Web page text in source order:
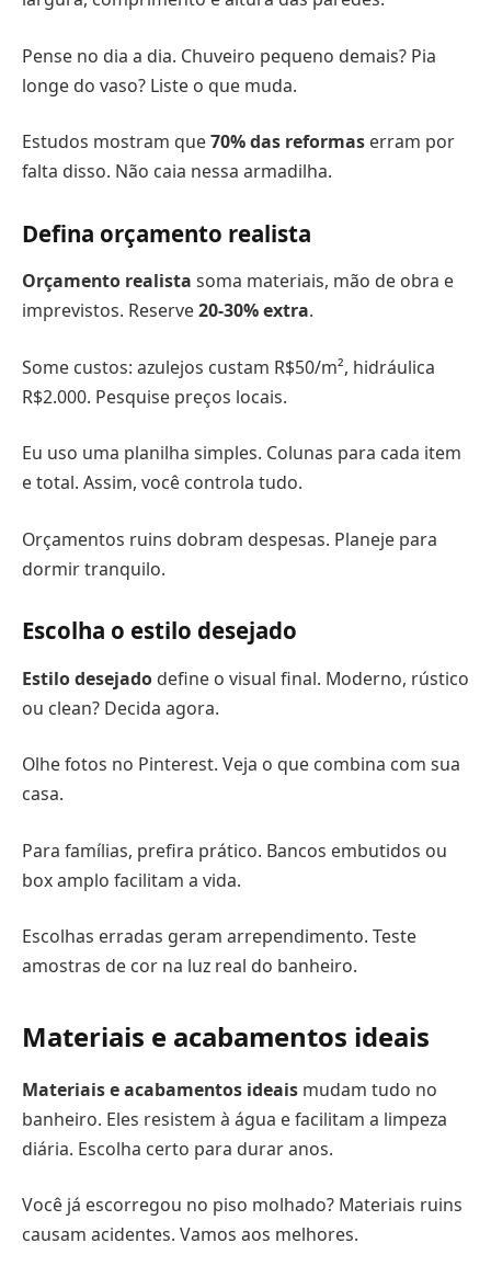
Pense no dia a dia. Chuveiro pequeno demais? Pia
longe do vaso? Liste o que muda.
Estudos mostram que70% das reformas erram por
falta disso. Não caia nessa armadilha.
Defina orçamento realista
Orçamento realista soma materiais, mão de obra e
imprevistos. Reserve20-30% extra.
Some custos: azulejos custam R$50/m², hidráulica
R$2.000. Pesquise preços locais.
Eu uso uma planilha simples. Colunas para cada item
e total. Assim, você controla tudo.
Orçamentos ruins dobram despesas. Planeje para
dormir tranquilo.
Escolha o estilo desejado
Estilo desejado define o visual final. Moderno, rústico
ou clean? Decida agora.
Olhe fotos no Pinterest. Veja o que combina com sua
casa.
Para famílias, prefira prático. Bancos embutidos ou
box amplo facilitam a vida.
Escolhas erradas geram arrependimento. Teste
amostras de cor na luz real do banheiro.
Materiais e acabamentos ideais
Materiais e acabamentos ideais mudam tudo no
banheiro. Eles resistem à água e facilitam a limpeza
diária. Escolha certo para durar anos.
Você já escorregou no piso molhado? Materiais ruins
causam acidentes. Vamos aos melhores.